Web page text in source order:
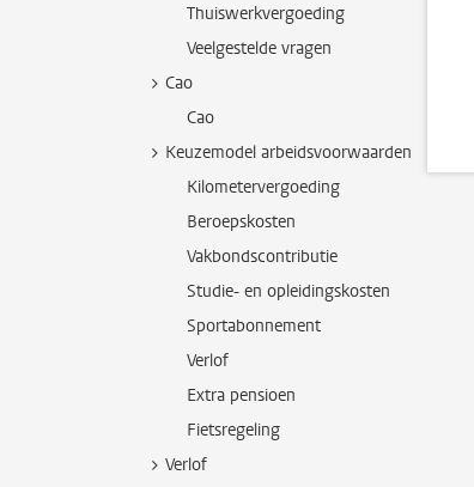
Thuiswerkvergoeding
Veelgestelde vragen
Cao
Cao
Keuzemodel arbeidsvoorwaarden
Kilometervergoeding
Beroepskosten
Vakbondscontributie
Studie- en opleidingskosten
Sportabonnement
Verlof
Extra pensioen
Fietsregeling
Verlof